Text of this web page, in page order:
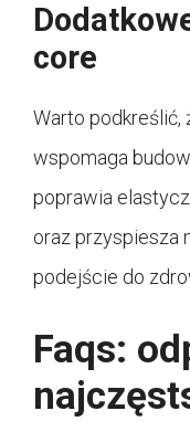
core
Warto podkreślić,
wspomaga
poprawia
oraz przyspiesza
podejście do
Faqs: